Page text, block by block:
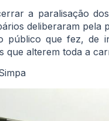
a paralisação
deliberaram pela
público que fez, de
que alterem toda a